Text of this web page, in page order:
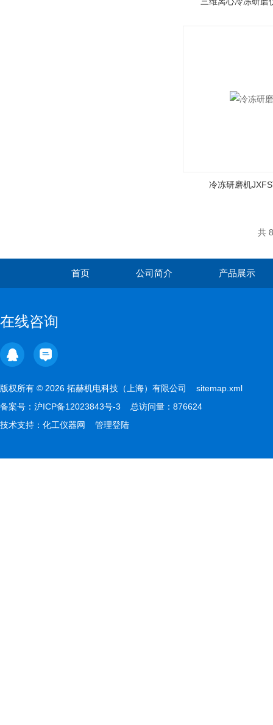
冷冻研磨机
共
首页 公司简介 产品展示
在线咨询
版权所有 © 2026 拓赫机电科技（上海）有限公司 sitemap.xml
备案号： 沪ICP备12023843号-3 总访问量：876624
技术支持： 化工仪器网 管理登陆